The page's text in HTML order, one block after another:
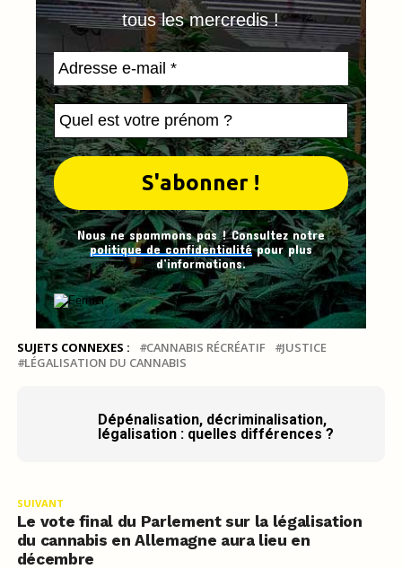
tous les mercredis !
Nous ne spammons pas ! Consultez notre
politique de confidentialitépour plus
d’informations.
SUJETS CONNEXES : CANNABIS RÉCRÉATIF
JUSTICE
LÉGALISATION DU CANNABIS
Dépénalisation, décriminalisation,
légalisation : quelles différences ?
SUIVANT
Le vote final du Parlement sur la légalisation
du cannabis en Allemagne aura lieu en
décembre